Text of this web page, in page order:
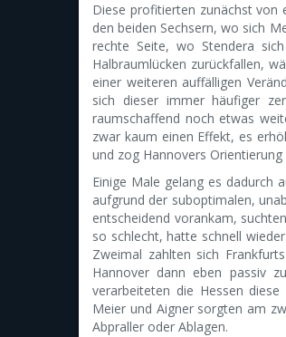
Diese profitierten zunächst von
den beiden Sechsern, wo sich
rechte Seite, wo Stendera
Halbraumlücken zurückfallen,
einer weiteren auffälligen
sich dieser immer häufiger
raumschaffend noch etwas
zwar kaum einen Effekt, es
und zog Hannovers
Einige Male gelang es dadurch
aufgrund der suboptimalen,
entscheidend vorankam,
so schlecht, hatte schnell
Zweimal zahlten sich
Hannover dann eben passiv
verarbeiteten die Hessen
Meier und Aigner sorgten am
Abpraller oder Ablagen.